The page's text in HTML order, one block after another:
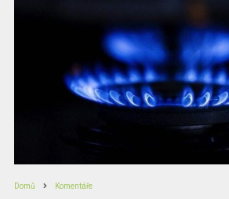
Domů Komentáře